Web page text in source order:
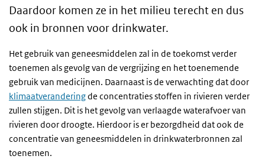
Daardoor komen ze in het milieu terecht en dus
ook in bronnen voor drinkwater.
Het gebruik van geneesmiddelen zal in de toekomst verder
toenemen als gevolg van de vergrijzing en het toenemende
gebruik van medicijnen. Daarnaast is de verwachting dat door
klimaatveranderingde concentraties stoffen in rivieren verder
zullen stijgen. Dit is het gevolg van verlaagde waterafvoer van
rivieren door droogte. Hierdoor is er bezorgdheid dat ook de
concentratie van geneesmiddelen in drinkwaterbronnen zal
toenemen.